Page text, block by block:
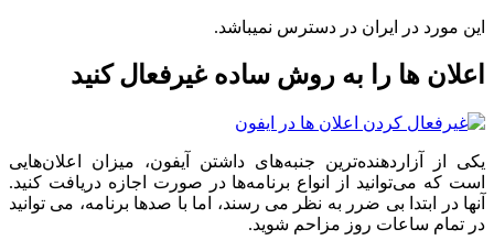
این مورد در ایران در دسترس نمیباشد.
اعلان ها را به روش ساده غیرفعال کنید
یکی از آزاردهنده‌ترین جنبه‌های داشتن آیفون، میزان اعلان‌هایی
است که می‌توانید از انواع برنامه‌ها در صورت اجازه دریافت کنید.
آنها در ابتدا بی ضرر به نظر می رسند، اما با صدها برنامه، می توانید
در تمام ساعات روز مزاحم شوید.